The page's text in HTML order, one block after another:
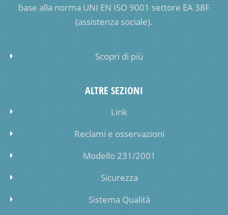
base alla norma UNI EN ISO 9001 settore EA 38F
(assistenza sociale).
Scopri di più
ALTRE SEZIONI
Link
Reclami e osservazioni
Modello 231/2001
Sicurezza
Sistema Qualità